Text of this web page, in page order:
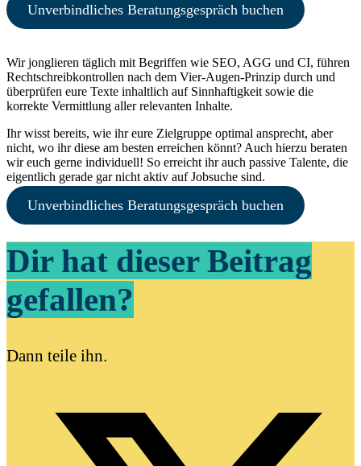
Unverbindliches Beratungsgespräch buchen
Wir jonglieren täglich mit Begriffen wie SEO, AGG und CI, führen
Rechtschreibkontrollen nach dem Vier-Augen-Prinzip durch und
überprüfen eure Texte inhaltlich auf Sinnhaftigkeit sowie die
korrekte Vermittlung aller relevanten Inhalte.
Ihr wisst bereits, wie ihr eure Zielgruppe optimal ansprecht, aber
nicht, wo ihr diese am besten erreichen könnt? Auch hierzu beraten
wir euch gerne individuell! So erreicht ihr auch passive Talente, die
eigentlich gerade gar nicht aktiv auf Jobsuche sind.
Unverbindliches Beratungsgespräch buchen
Dir hat dieser Beitrag
gefallen?
Dann teile ihn.